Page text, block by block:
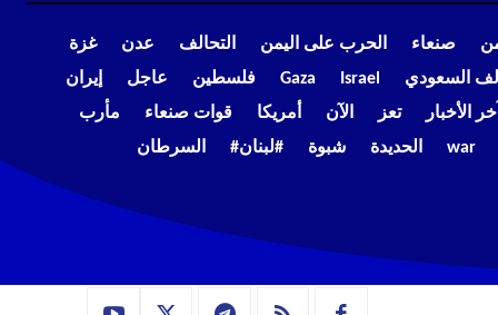
صنعاء الحرب على اليمن التحالف عدن
غزة
السعودي
Israel
Gaza فلسطين عاجل
إيران
الأخبار
تعز الآن أمريكا قوات صنعاء
مأرب
war
الحديدة شبوة #لبنان# السرطان